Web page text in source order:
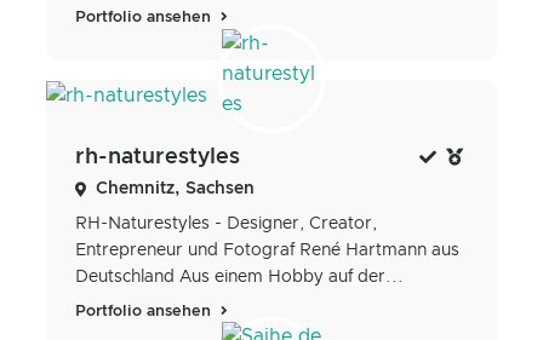
Portfolio ansehen
rh-naturestyles
Chemnitz, Sachsen
RH-Naturestyles - Designer, Creator,
Entrepreneur und Fotograf René Hartmann aus
Deutschland Aus einem Hobby auf der...
Portfolio ansehen